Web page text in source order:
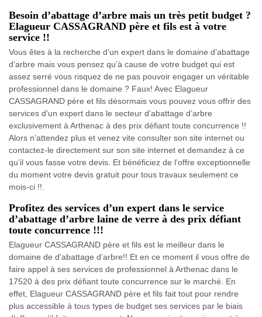
Besoin d’abattage d’arbre mais un très petit budget ?
Elagueur CASSAGRAND père et fils est à votre
service !!
Vous êtes à la recherche d’un expert dans le domaine d’abattage
d’arbre mais vous pensez qu’à cause de votre budget qui est
assez serré vous risquez de ne pas pouvoir engager un véritable
professionnel dans le domaine ? Faux! Avec Elagueur
CASSAGRAND père et fils désormais vous pouvez vous offrir des
services d’un expert dans le secteur d’abattage d’arbre
exclusivement à Arthenac à des prix défiant toute concurrence !!
Alors n’attendez plus et venez vite consulter son site internet ou
contactez-le directement sur son site internet et demandez à ce
qu’il vous fasse votre devis. Et bénéficiez de l’offre exceptionnelle
du moment votre devis gratuit pour tous travaux seulement ce
mois-ci !!.
Profitez des services d’un expert dans le service
d’abattage d’arbre laine de verre à des prix défiant
toute concurrence !!!
Elagueur CASSAGRAND père et fils est le meilleur dans le
domaine de d’abattage d’arbre!! Et en ce moment il vous offre de
faire appel à ses services de professionnel à Arthenac dans le
17520 à des prix défiant toute concurrence sur le marché. En
effet, Elagueur CASSAGRAND père et fils fait tout pour rendre
plus accessible à tous types de budget ses services par le biais